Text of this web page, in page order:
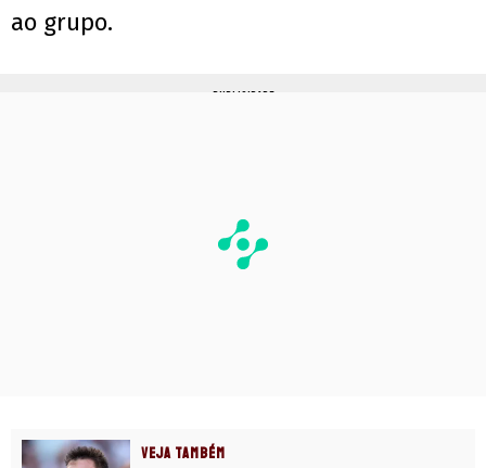
ao grupo.
PUBLICIDADE
VEJA TAMBÉM